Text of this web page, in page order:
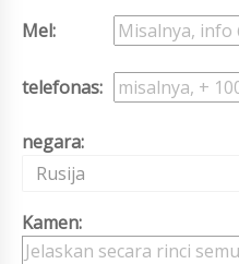
Mel:
telefonas:
negara:
Rusija
Kamen: